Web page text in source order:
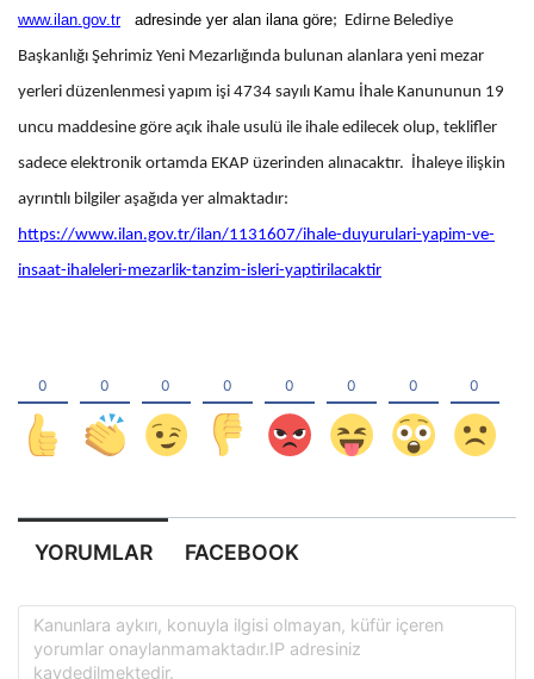
www.ilan.gov.tr adresinde yer alan ilana göre; Edirne Belediye
Başkanlığı Şehrimiz Yeni Mezarlığında bulunan alanlara yeni mezar
yerleri düzenlenmesi yapım işi 4734 sayılı Kamu İhale Kanununun 19
uncu maddesine göre açık ihale usulü ile ihale edilecek olup, teklifler
sadece elektronik ortamda EKAP üzerinden alınacaktır. İhaleye ilişkin
ayrıntılı bilgiler aşağıda yer almaktadır:
https://www.ilan.gov.tr/ilan/1131607/ihale-duyurulari-yapim-ve-
insaat-ihaleleri-mezarlik-tanzim-isleri-yaptirilacaktir
YORUMLAR FACEBOOK